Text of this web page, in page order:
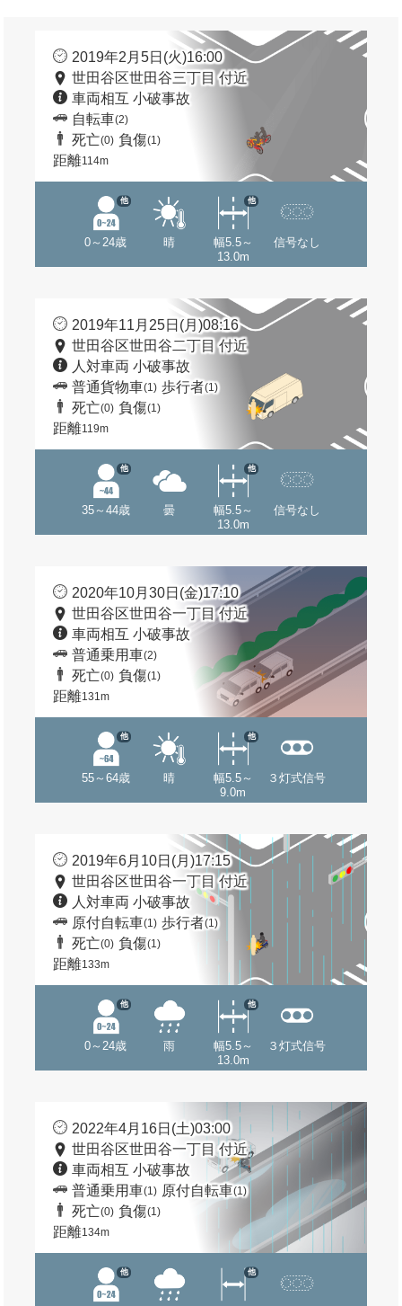
2019年2月5日(火)16:00
世田谷区世田谷三丁目 付近
車両相互 小破事故
自転車(2)
死亡(0) 負傷(1)
距離114m
0～24歳
他
晴
幅5.5～
13.0m
他
信号なし
2019年11月25日(月)08:16
世田谷区世田谷二丁目 付近
人対車両 小破事故
普通貨物車(1) 歩行者(1)
死亡(0) 負傷(1)
距離119m
35～44歳
他
曇
幅5.5～
13.0m
他
信号なし
2020年10月30日(金)17:10
世田谷区世田谷一丁目 付近
車両相互 小破事故
普通乗用車(2)
死亡(0) 負傷(1)
距離131m
55～64歳
他
晴
幅5.5～
9.0m
他
３灯式信号
2019年6月10日(月)17:15
世田谷区世田谷一丁目 付近
人対車両 小破事故
原付自転車(1) 歩行者(1)
死亡(0) 負傷(1)
距離133m
0～24歳
他
雨
幅5.5～
13.0m
他
３灯式信号
2022年4月16日(土)03:00
世田谷区世田谷一丁目 付近
車両相互 小破事故
普通乗用車(1) 原付自転車(1)
死亡(0) 負傷(1)
距離134m
他 他